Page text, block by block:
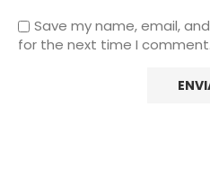
Save my name, email,
for the next time I comment.